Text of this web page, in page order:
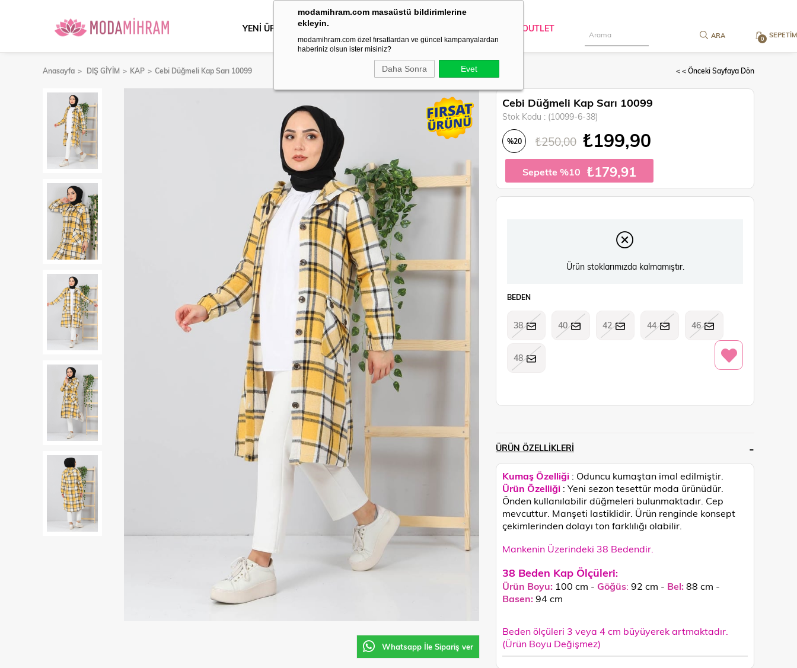
modamihram.com masaüstü bildirimlerine
ekleyin.
modamihram.com özel fırsatlardan ve güncel kampanyalardan
haberiniz olsun ister misiniz?
Daha Sonra Evet
SEPETIM
0
YENİ ÜRÜNLER DIŞ GİYİM OUTLET
Anasayfa DIŞ GİYİM KAP Cebi Düğmeli Kap Sarı 10099 < < Önceki Sayfaya Dön
Whatsapp İle Sipariş ver
Cebi Düğmeli Kap Sarı 10099
Stok Kodu (10099-6-38)
%20 ₺250,00 ₺199,90
Sepette %10 ₺179,91
Ürün stoklarımızda kalmamıştır.
BEDEN
38 40 42 44 46
48
ÜRÜN ÖZELLIKLERI
Kumaş Özelliği : Oduncu kumaştan imal edilmiştir.
Ürün Özelliği : Yeni sezon tesettür moda ürünüdür.
Önden kullanılabilir düğmeleri bulunmaktadır. Cep
mevcuttur. Manşeti lastiklidir. Ürün renginde konsept
çekimlerinden dolayı ton farklılığı olabilir.
Mankenin Üzerindeki 38 Bedendir.
38 Beden Kap Ölçüleri:
Ürün Boyu: 100 cm - Göğüs: 92 cm - Bel:88 cm -
Basen:94 cm
Beden ölçüleri 3 veya 4 cm büyüyerek artmaktadır.
(Ürün Boyu Değişmez)